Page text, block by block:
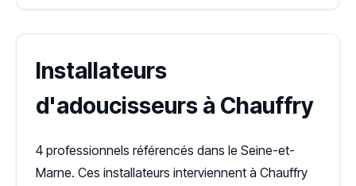
Installateurs
d'adoucisseurs à Chauffry
4 professionnels référencés dans le Seine-et-
Marne. Ces installateurs interviennent à Chauffry